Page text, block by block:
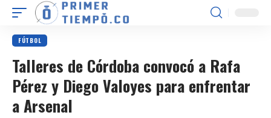
FÚTBOL
Talleres de Córdoba convocó a Rafa
Pérez y Diego Valoyes para enfrentar
a Arsenal